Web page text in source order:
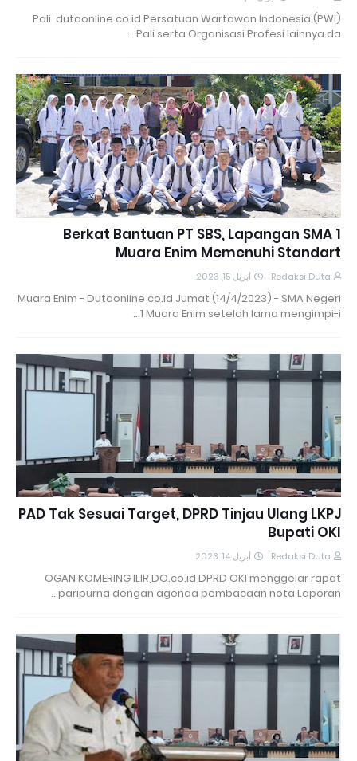
Pali dutaonline.co.id Persatuan Wartawan Indonesia (PWI)
Pali serta Organisasi Profesi lainnya da…
Berkat Bantuan PT SBS, Lapangan SMA 1
Muara Enim Memenuhi Standart
Redaksi Duta أبريل 15, 2023
Muara Enim - Dutaonline co.id Jumat (14/4/2023) - SMA Negeri
1 Muara Enim setelah lama mengimpi-i…
PAD Tak Sesuai Target, DPRD Tinjau Ulang LKPJ
Bupati OKI
Redaksi Duta أبريل 14, 2023
OGAN KOMERING ILIR,DO.co.id DPRD OKI menggelar rapat
paripurna dengan agenda pembacaan nota Laporan…